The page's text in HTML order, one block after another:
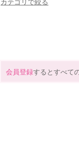
会員登録するとすべて